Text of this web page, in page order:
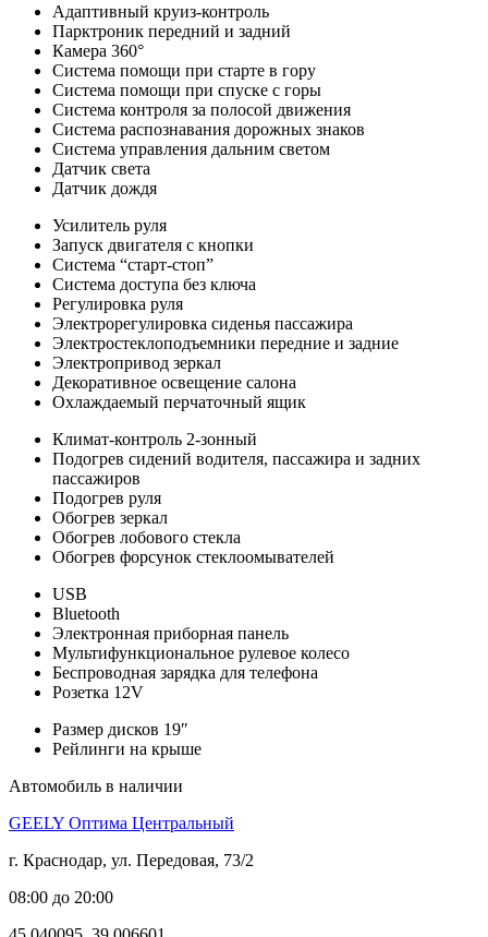
Адаптивный круиз-контроль
Парктроник передний и задний
Камера 360°
Система помощи при старте в гору
Система помощи при спуске с горы
Система контроля за полосой движения
Система распознавания дорожных знаков
Система управления дальним светом
Датчик света
Датчик дождя
Усилитель руля
Запуск двигателя с кнопки
Система “старт-стоп”
Система доступа без ключа
Регулировка руля
Электрорегулировка сиденья пассажира
Электростеклоподъемники передние и задние
Электропривод зеркал
Декоративное освещение салона
Охлаждаемый перчаточный ящик
Климат-контроль 2-зонный
Подогрев сидений водителя, пассажира и задних
пассажиров
Подогрев руля
Обогрев зеркал
Обогрев лобового стекла
Обогрев форсунок стеклоомывателей
USB
Bluetooth
Электронная приборная панель
Мультифункциональное рулевое колесо
Беспроводная зарядка для телефона
Розетка 12V
Размер дисков 19″
Рейлинги на крыше
Автомобиль в наличии
GEELY Оптима Центральный
г. Краснодар, ул. Передовая, 73/2
08:00 до 20:00